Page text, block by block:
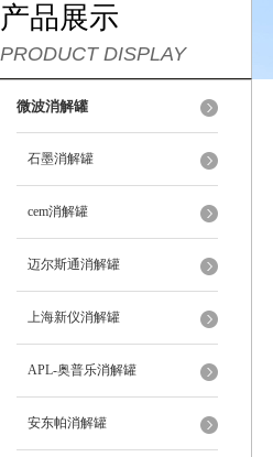
产品展示
PRODUCT DISPLAY
微波消解罐
石墨消解罐
cem消解罐
迈尔斯通消解罐
上海新仪消解罐
APL-奥普乐消解罐
安东帕消解罐